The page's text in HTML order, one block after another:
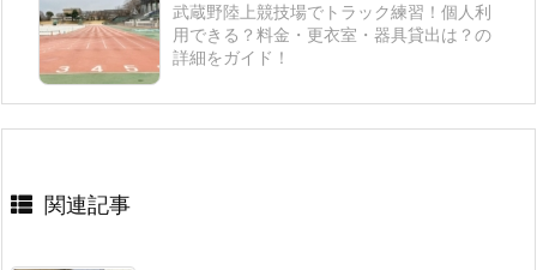
武蔵野陸上競技場でトラック練習！個人利
用できる？料金・更衣室・器具貸出は？の
詳細をガイド！
関連記事